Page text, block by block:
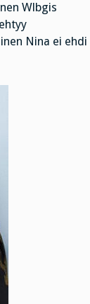
Wlbgis
Nina ei ehdi